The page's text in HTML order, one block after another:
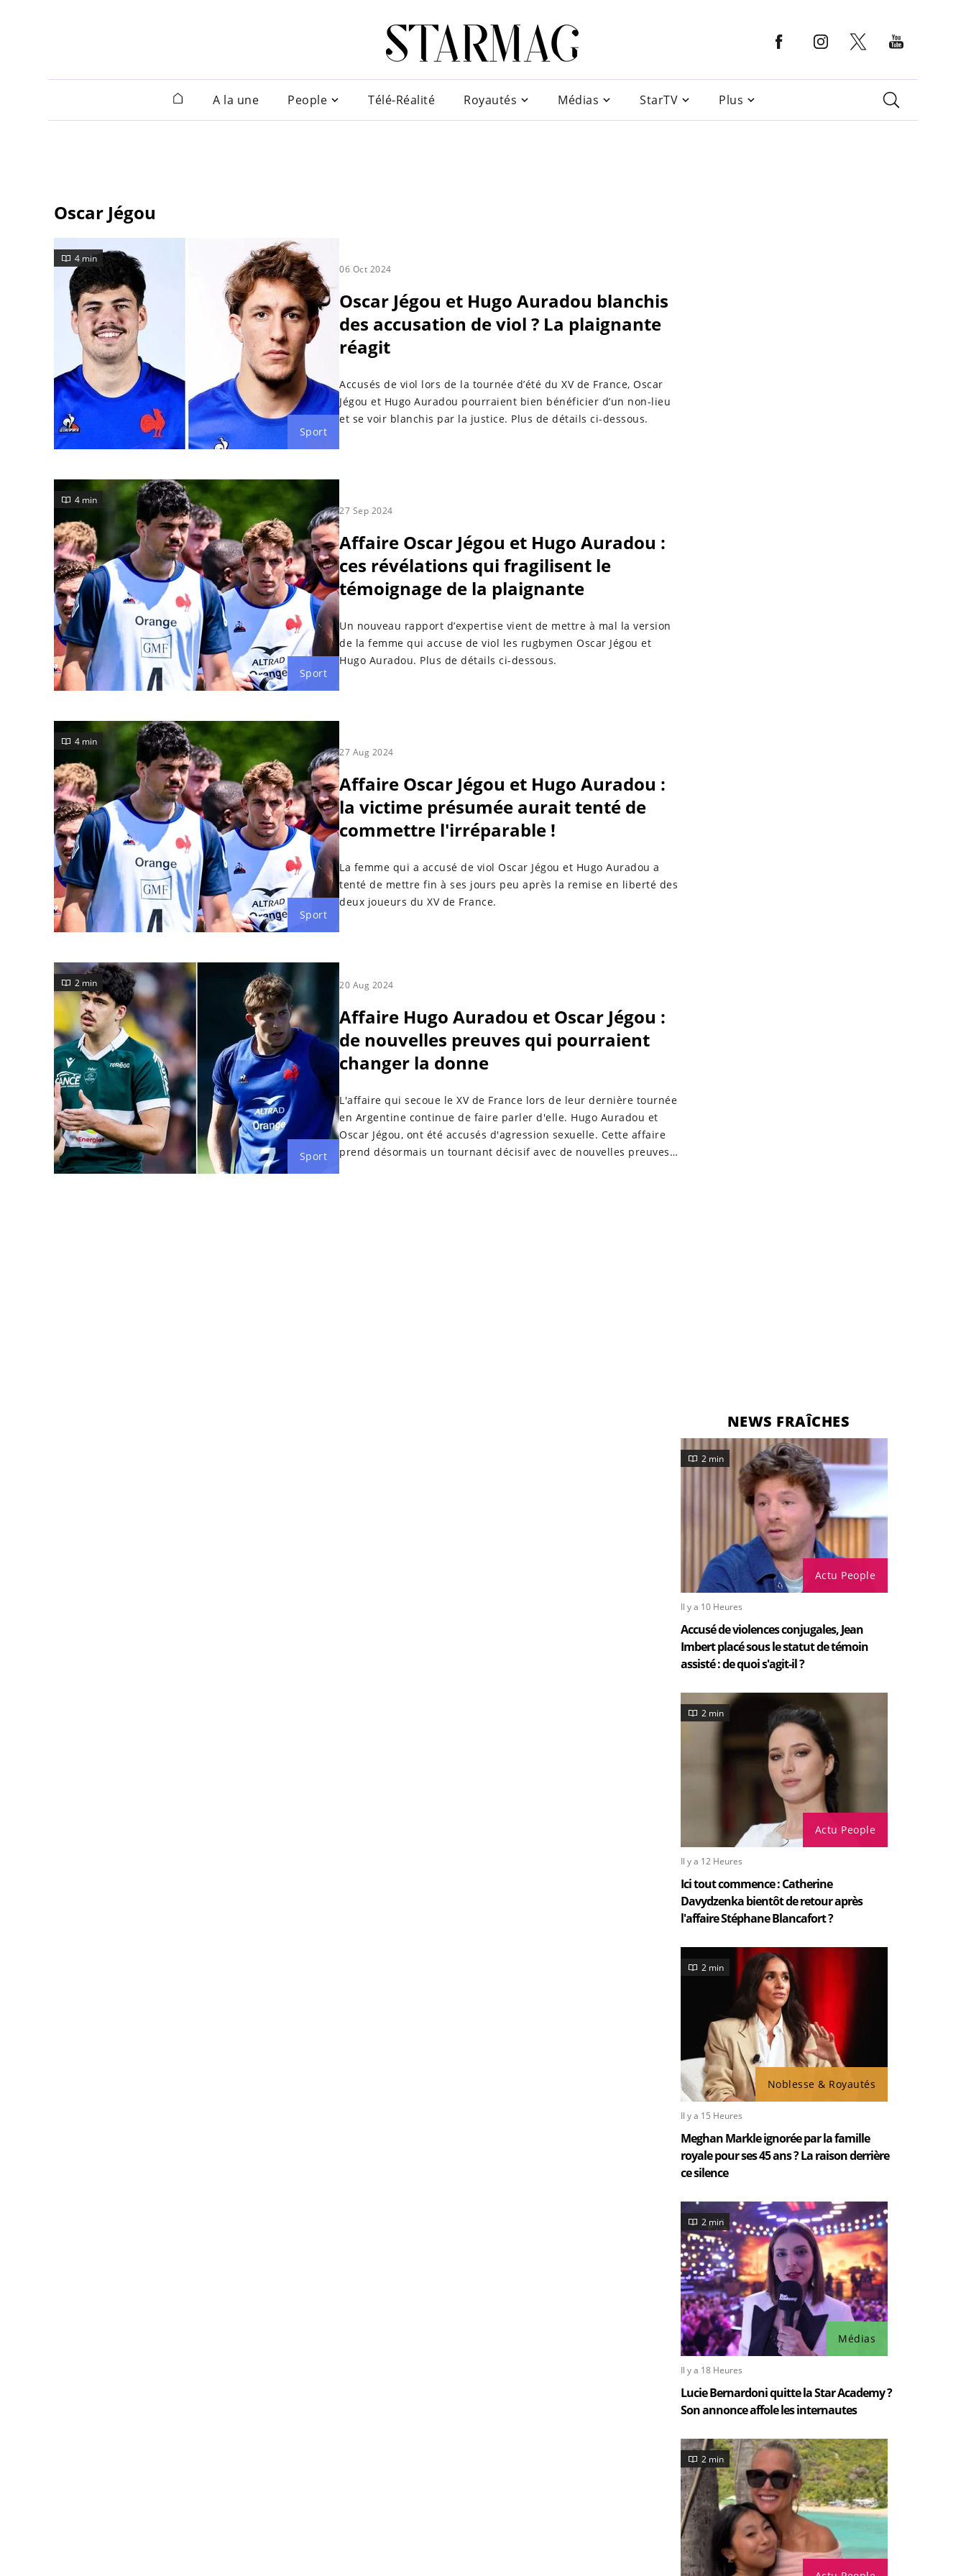
A la une People Télé-Réalité Royautés Médias StarTV Plus
Oscar Jégou
Sport
4 min
06 Oct 2024
Oscar Jégou et Hugo Auradou blanchis
des accusation de viol ? La plaignante
réagit
Accusés de viol lors de la tournée d’été du XV de France, Oscar
Jégou et Hugo Auradou pourraient bien bénéficier d’un non-lieu
et se voir blanchis par la justice. Plus de détails ci-dessous.
Sport
4 min
27 Sep 2024
Affaire Oscar Jégou et Hugo Auradou :
ces révélations qui fragilisent le
témoignage de la plaignante
Un nouveau rapport d’expertise vient de mettre à mal la version
de la femme qui accuse de viol les rugbymen Oscar Jégou et
Hugo Auradou. Plus de détails ci-dessous.
Sport
4 min
27 Aug 2024
Affaire Oscar Jégou et Hugo Auradou :
la victime présumée aurait tenté de
commettre l'irréparable !
La femme qui a accusé de viol Oscar Jégou et Hugo Auradou a
tenté de mettre fin à ses jours peu après la remise en liberté des
deux joueurs du XV de France.
Sport
2 min 20 Aug 2024
Affaire Hugo Auradou et Oscar Jégou :
de nouvelles preuves qui pourraient
changer la donne
L'affaire qui secoue le XV de France lors de leur dernière tournée
en Argentine continue de faire parler d'elle. Hugo Auradou et
Oscar Jégou, ont été accusés d'agression sexuelle. Cette affaire
prend désormais un tournant décisif avec de nouvelles preuves
NEWS FRAÎCHES
Actu People
2 min
Il y a 10 Heures
Accusé de violences conjugales, Jean
Imbert placé sous le statut de témoin
assisté : de quoi s'agit-il ?
Actu People
2 min
Il y a 12 Heures
Ici tout commence : Catherine
Davydzenka bientôt de retour après
l'affaire Stéphane Blancafort ?
Noblesse & Royautés
2 min
Il y a 15 Heures
Meghan Markle ignorée par la famille
royale pour ses 45 ans ? La raison derrière
ce silence
Médias
2 min
Il y a 18 Heures
Lucie Bernardoni quitte la Star Academy ?
Son annonce affole les internautes
2 min